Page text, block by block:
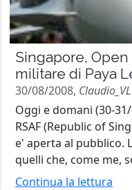
Singapore,
militare di Paya
30/08/2008, Claudio_VL
Oggi e domani (30-
RSAF (Republic of
e' aperta al pubblico.
quelli che, come me,
Continua la lettura